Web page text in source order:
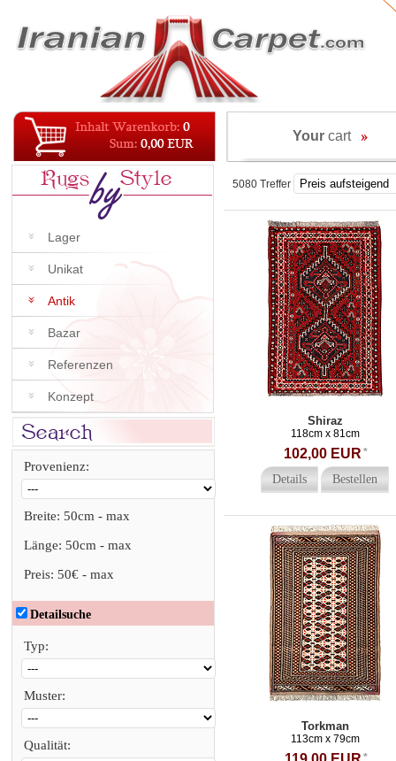
Yourcart
Lager
Unikat
Antik
Bazar
Referenzen
Konzept
Provenienz:
Breite: 50cm - max
Länge: 50cm - max
Preis: 50€- max
Detailsuche
Typ:
Muster:
Qualität:
5080 Treffer
Shiraz
118cm x 81cm
102,00 EUR *
Details Bestellen
Torkman
113cm x 79cm
*